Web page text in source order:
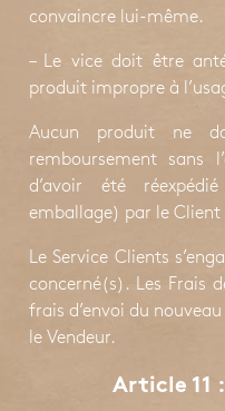
convaincre lui-même.
– Le vice doit être
produit impropre à
Aucun produit ne
remboursement sans
d’avoir été
emballage) par le Client
Le Service Clients
concerné(s). Les Frais
frais d’envoi du
le Vendeur.
Article 11